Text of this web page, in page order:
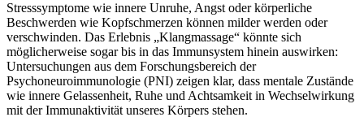
Stresssymptome wie innere Unruhe, Angst oder körperliche
Beschwerden wie Kopfschmerzen können milder werden oder
verschwinden. Das Erlebnis „Klangmassage“ könnte sich
möglicherweise sogar bis in das Immunsystem hinein auswirken:
Untersuchungen aus dem Forschungsbereich der
Psychoneuroimmunologie (PNI) zeigen klar, dass mentale Zustände
wie innere Gelassenheit, Ruhe und Achtsamkeit in Wechselwirkung
mit der Immunaktivität unseres Körpers stehen.